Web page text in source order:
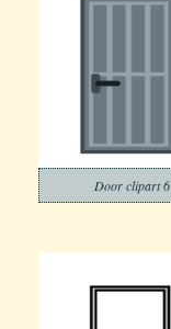
Door clipart 6